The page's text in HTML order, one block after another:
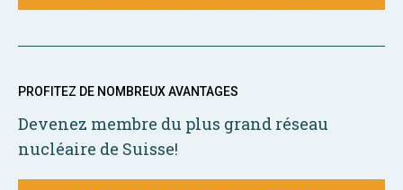
PROFITEZ DE NOMBREUX AVANTAGES
Devenez membre du plus grand réseau
nucléaire de Suisse!